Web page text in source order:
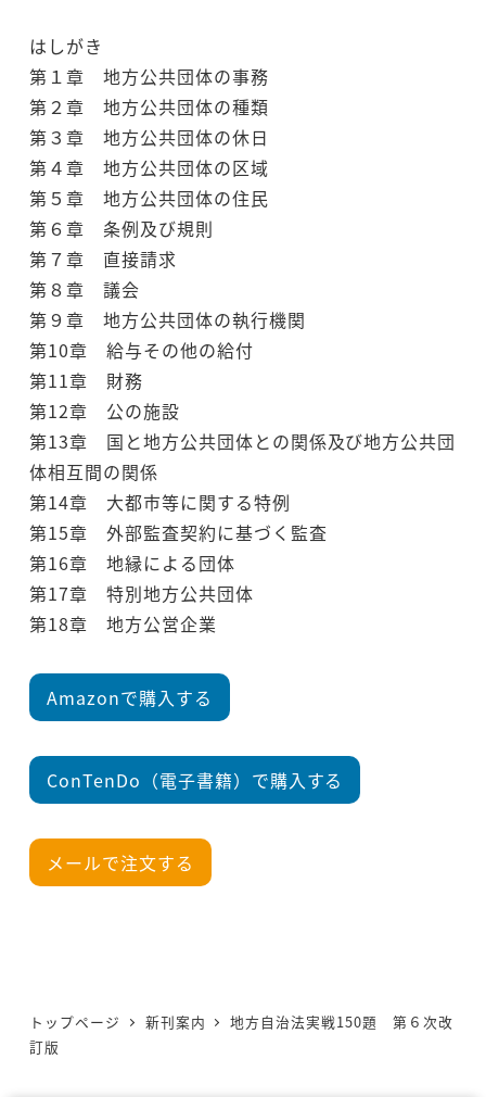
はしがき
第１章 地方公共団体の事務
第２章 地方公共団体の種類
第３章 地方公共団体の休日
第４章 地方公共団体の区域
第５章 地方公共団体の住民
第６章 条例及び規則
第７章 直接請求
第８章 議会
第９章 地方公共団体の執行機関
第10章 給与その他の給付
第11章 財務
第12章 公の施設
第13章 国と地方公共団体との関係及び地方公共団
体相互間の関係
第14章 大都市等に関する特例
第15章 外部監査契約に基づく監査
第16章 地縁による団体
第17章 特別地方公共団体
第18章 地方公営企業
Amazonで購入する
ConTenDo（電子書籍）で購入する
メールで注文する
トップページ 新刊案内
地方自治法実戦150題 第６次改
訂版